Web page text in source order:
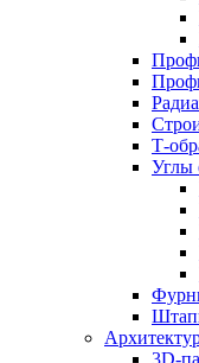
Т-
Углы
3D-